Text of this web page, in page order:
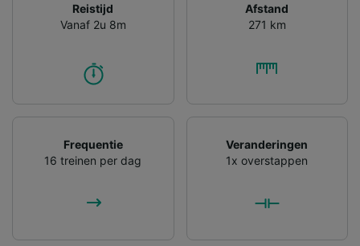
Reistijd
Vanaf 2u 8m
Afstand
271 km
Frequentie
16 treinen per dag
Veranderingen
1x overstappen